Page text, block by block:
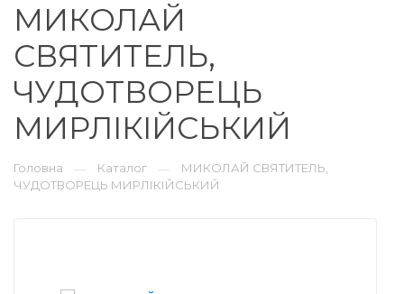
МИКОЛАЙ
СВЯТИТЕЛЬ,
ЧУДОТВОРЕЦЬ
МИРЛІКІЙСЬКИЙ
Головна — Каталог —
МИКОЛАЙ СВЯТИТЕЛЬ,
ЧУДОТВОРЕЦЬ МИРЛІКІЙСЬКИЙ